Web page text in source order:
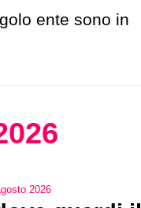
ente sono in
2026